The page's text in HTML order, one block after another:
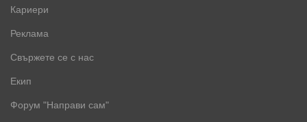
Кариери
Реклама
Свържете се с нас
Екип
Форум "Направи сам"